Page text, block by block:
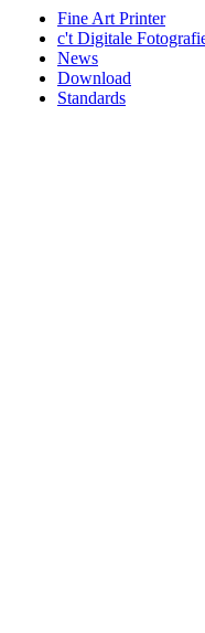
Fine Art Printer
c't Digitale
News
Download
Standards